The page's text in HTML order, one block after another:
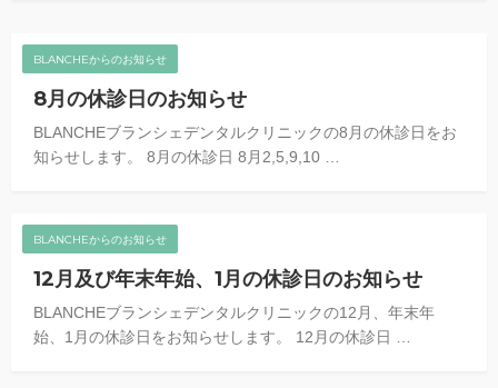
BLANCHEからのお知らせ
8月の休診日のお知らせ
BLANCHEブランシェデンタルクリニックの8月の休診日をお
知らせします。 8月の休診日 8月2,5,9,10 …
BLANCHEからのお知らせ
12月及び年末年始、1月の休診日のお知らせ
BLANCHEブランシェデンタルクリニックの12月、年末年
始、1月の休診日をお知らせします。 12月の休診日 …